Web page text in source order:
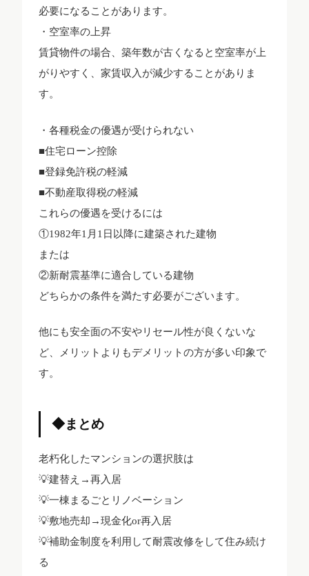
必要になることがあります。
・空室率の上昇
賃貸物件の場合、築年数が古くなると空室率が上
がりやすく、家賃収入が減少することがありま
す。
・各種税金の優遇が受けられない
■住宅ローン控除
■登録免許税の軽減
■不動産取得税の軽減
これらの優遇を受けるには
①1982年1月1日以降に建築された建物
または
②新耐震基準に適合している建物
どちらかの条件を満たす必要がございます。
他にも安全面の不安やリセール性が良くないな
ど、メリットよりもデメリットの方が多い印象で
す。
◆まとめ
老朽化したマンションの選択肢は
💡建替え→再入居
💡一棟まるごとリノベーション
💡敷地売却→現金化or再入居
💡補助金制度を利用して耐震改修をして住み続け
る